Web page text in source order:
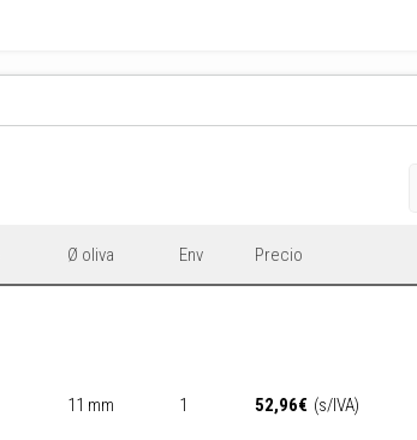
Ø oliva Env Precio
11 mm 1 52,96€ (s/IVA)